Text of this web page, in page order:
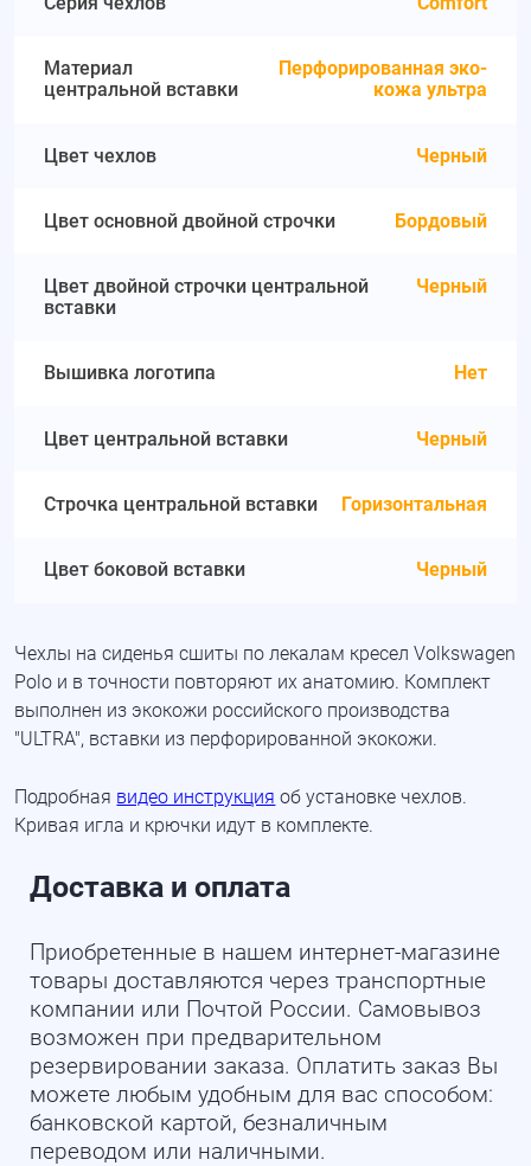
Материал
центральной вставки
Перфорированная эко-
кожа ультра
Цвет чехлов Черный
Цвет основной двойной строчки Бордовый
Цвет двойной строчки центральной
вставки
Черный
Вышивка логотипа Нет
Цвет центральной вставки Черный
Строчка центральной вставки Горизонтальная
Цвет боковой вставки Черный
Чехлы на сиденья сшиты по лекалам кресел Volkswagen
Polo и в точности повторяют их анатомию. Комплект
выполнен из экокожи российского производства
"ULTRA", вставки из перфорированной экокожи.
Подробная видео инструкция об установке чехлов.
Кривая игла и крючки идут в комплекте.
Доставка и оплата
Приобретенные в нашем интернет-магазине
товары доставляются через транспортные
компании или Почтой России. Самовывоз
возможен при предварительном
резервировании заказа. Оплатить заказ Вы
можете любым удобным для вас способом:
банковской картой, безналичным
переводом или наличными.